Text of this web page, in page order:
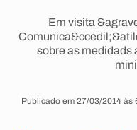
Em visita
sobre as medidads
Publicado em 27/03/2014 às